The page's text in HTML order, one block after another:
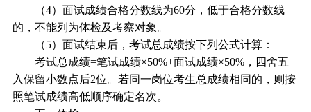
（4）面试成绩合格分数线为60分，低于合格分数线
的，不能列为体检及考察对象。
（5）面试结束后，考试总成绩按下列公式计算：
考试总成绩=笔试成绩×50%+面试成绩×50%，四舍五
入保留小数点后2位。若同一岗位考生总成绩相同的，则按
照笔试成绩高低顺序确定名次。